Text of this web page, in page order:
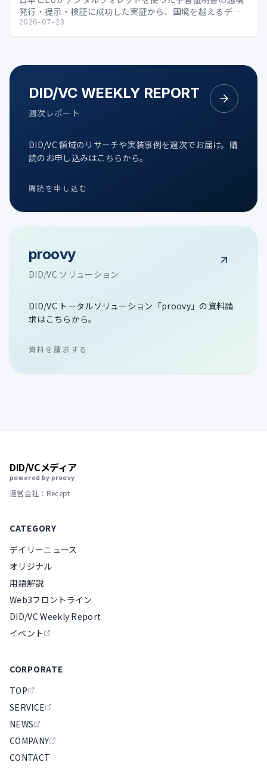
発行・提示・検証に成功した実証から、国境を越えるデジ
タル証明の可能性を整理します。
2026-07-23
DID/VC WEEKLY REPORT
週次レポート
DID/VC 領域のリサーチや実装事例を週次でお届け。購
読のお申し込みはこちらから。
購読を申し込む
proovy
DID/VC ソリューション
DID/VC トータルソリューション「proovy」の資料請
求はこちらから。
資料を請求する
DID/VCメディア
powered by proovy
運営会社：Recept
CATEGORY
デイリーニュース
オリジナル
用語解説
Web3フロントライン
DID/VC Weekly Report
イベント
CORPORATE
TOP
SERVICE
NEWS
COMPANY
CONTACT